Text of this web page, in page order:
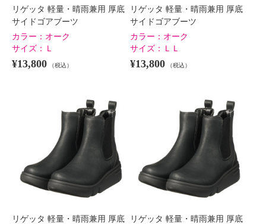
リゲッタ 軽量・晴雨兼用 厚底
サイドゴアブーツ
カラー： オーク
サイズ：
Ｌ
¥13,800 （税込）
リゲッタ 軽量・晴雨兼用 厚底
サイドゴアブーツ
カラー： オーク
サイズ：
ＬＬ
¥13,800 （税込）
リゲッタ 軽量・晴雨兼用 厚底 リゲッタ 軽量・晴雨兼用 厚底